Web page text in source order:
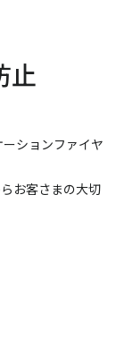
止
ションファイヤ
お客さまの大切